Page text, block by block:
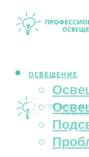
ОСВЕЩЕНИЕ